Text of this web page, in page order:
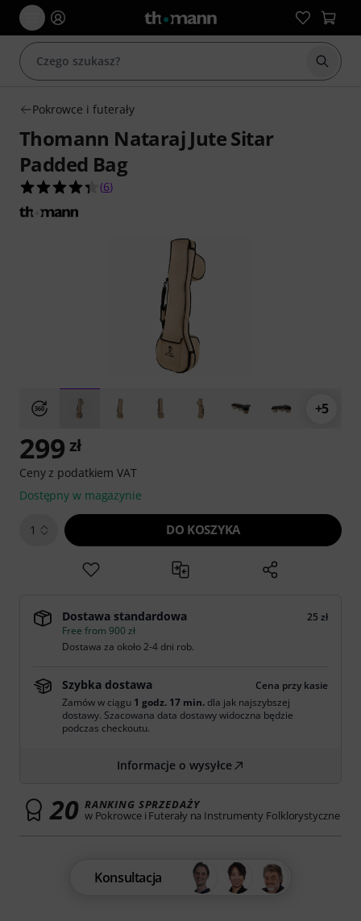
Pokrowce i futerały
Thomann Nataraj Jute Sitar
Padded Bag
4.3 na 5 gwiazdek z 6 ocen klientów
(6)
+5
299 zł
Ceny z podatkiem VAT
Dostępny w magazynie
1 DO KOSZYKA
Dostawa standardowa
25 zł
Free from 900 zł
Dostawa za około 2-4 dni rob.
Szybka dostawa
Cena przy kasie
Zamów w ciągu 1 godz. 17 min. dla jak najszybszej
dostawy. Szacowana data dostawy widoczna będzie
podczas checkoutu.
Informacje o wysyłce
20 RANKING SPRZEDAŻY
w Pokrowce i Futerały na Instrumenty Folklorystyczne
Konsultacja